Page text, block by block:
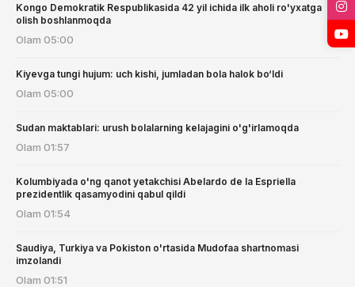
Kongo Demokratik Respublikasida 42 yil ichida ilk aholi ro'yxatga
olish boshlanmoqda
Olam 05:00
Kiyevga tungi hujum: uch kishi, jumladan bola halok bo‘ldi
Olam 05:00
Sudan maktablari: urush bolalarning kelajagini o'g'irlamoqda
Olam 01:57
Kolumbiyada o'ng qanot yetakchisi Abelardo de la Espriella
prezidentlik qasamyodini qabul qildi
Olam 01:54
Saudiya, Turkiya va Pokiston o'rtasida Mudofaa shartnomasi
imzolandi
Olam 01:51